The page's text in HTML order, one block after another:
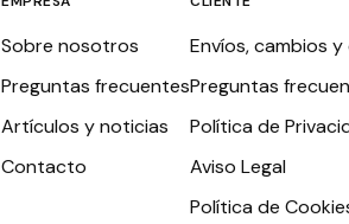
Sobre nosotros
Preguntas frecuentes
Artículos y noticias
Contacto
Envíos, cambios
Preguntas
Política de
Aviso Legal
Política de